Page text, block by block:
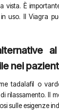
vista. È
uso. Il Viagra
nei
tadalafil o
rilassamento. Il
sulle esigenze